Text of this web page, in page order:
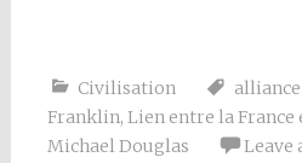
Civilisation
Franklin, Lien entre la France
Michael Douglas
Leave